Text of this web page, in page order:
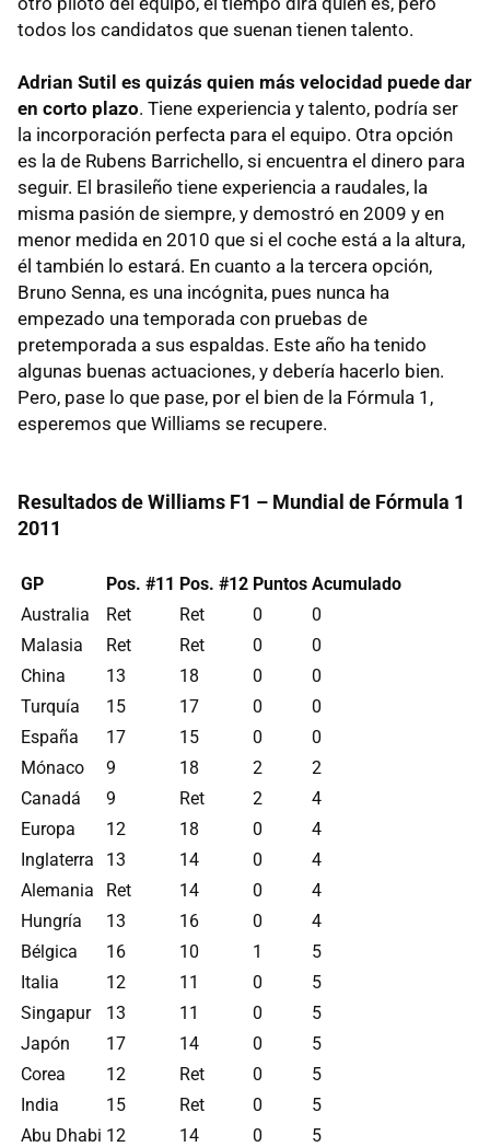
todos los candidatos que suenan tienen talento.
Adrian Sutil es quizás quien más velocidad puede dar
en corto plazo. Tiene experiencia y talento, podría ser
la incorporación perfecta para el equipo. Otra opción
es la de Rubens Barrichello, si encuentra el dinero para
seguir. El brasileño tiene experiencia a raudales, la
misma pasión de siempre, y demostró en 2009 y en
menor medida en 2010 que si el coche está a la altura,
él también lo estará. En cuanto a la tercera opción,
Bruno Senna, es una incógnita, pues nunca ha
empezado una temporada con pruebas de
pretemporada a sus espaldas. Este año ha tenido
algunas buenas actuaciones, y debería hacerlo bien.
Pero, pase lo que pase, por el bien de la Fórmula 1,
esperemos que Williams se recupere.
Resultados de Williams F1 – Mundial de Fórmula 1
2011
GP Pos. #11 Pos. #12 Puntos Acumulado
Australia
Ret Ret 0
0
Malasia
Ret Ret 0
0
China
13 18 0
0
Turquía
15 17 0
0
España
17 15 0
0
Mónaco
9 18 2
2
Canadá
9 Ret 2
4
Europa
12 18 0
4
Inglaterra
13 14 0
4
Alemania
Ret 14 0
4
Hungría
13 16 0
4
Bélgica
16 10 1
5
Italia
12 11 0
5
Singapur
13 11 0
5
Japón
17 14 0
5
Corea
12 Ret 0
5
India
15 Ret 0
5
Abu Dhabi 12 14 0
5